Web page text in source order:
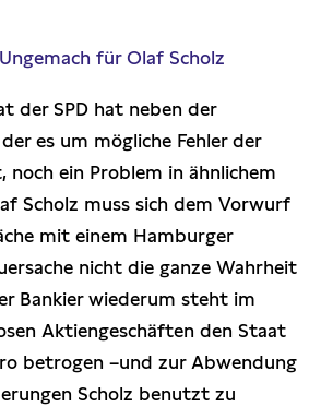
für Olaf Scholz
der SPD hat neben der
es um mögliche Fehler der
noch ein Problem in ähnlichem
Scholz muss sich dem Vorwurf
mit einem Hamburger
nicht die ganze Wahrheit
Bankier wiederum steht im
Aktiengeschäften den Staat
betrogen –und zur Abwendung
Scholz benutzt zu